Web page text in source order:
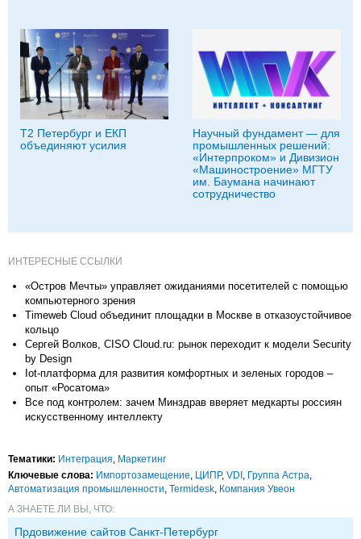
Т2 Петербург и ЕКП
объединяют усилия
Научный фундамент — для
промышленных решений:
«Интерпроком» и Дивизион
«Машиностроение» МГТУ
им. Баумана начинают
сотрудничество
ИНТЕРЕСНЫЕ ССЫЛКИ
«Остров Мечты» управляет ожиданиями посетителей с помощью
компьютерного зрения
Timeweb Cloud объединит площадки в Москве в отказоустойчивое
кольцо
Сергей Волков, CISO Cloud.ru: рынок переходит к модели Security
by Design
Iot-платформа для развития комфортных и зеленых городов –
опыт «Росатома»
Все под контролем: зачем Минздрав вверяет медкарты россиян
искусственному интеллекту
Тематики: Интеграция, Маркетинг
Ключевые слова: Импорто­замещение, ЦИПР, VDI , Группа Астра,
Автоматизация промышленности, Termidesk, Компания Увеон
А ЗНАЕТЕ ЛИ ВЫ, ЧТО:
Прдовижение сайтов Санкт-Петербург